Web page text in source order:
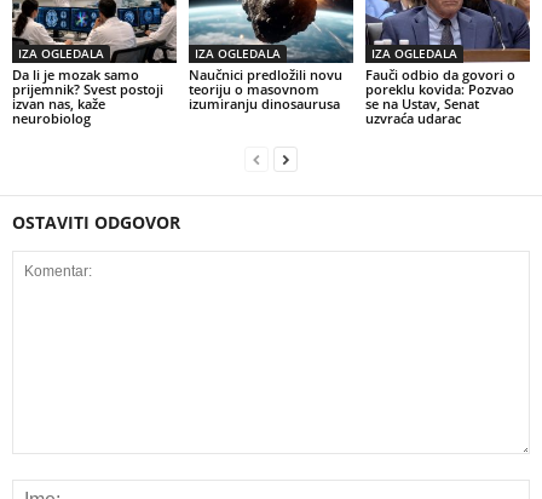
IZA OGLEDALA
Da li je mozak samo
prijemnik? Svest postoji
izvan nas, kaže
neurobiolog
IZA OGLEDALA
Naučnici predložili novu
teoriju o masovnom
izumiranju dinosaurusa
IZA OGLEDALA
Fauči odbio da govori o
poreklu kovida: Pozvao
se na Ustav, Senat
uzvraća udarac
OSTAVITI ODGOVOR